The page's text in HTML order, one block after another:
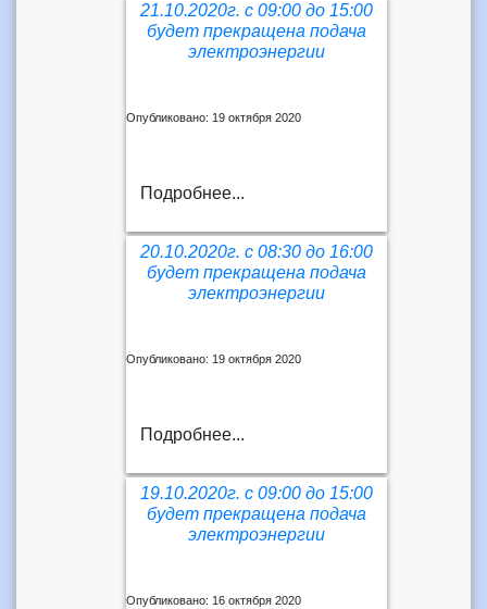
21.10.2020г. с 09:00 до 15:00
будет прекращена подача
электроэнергии
Опубликовано: 19 октября 2020
Подробнее...
20.10.2020г. с 08:30 до 16:00
будет прекращена подача
электроэнергии
Опубликовано: 19 октября 2020
Подробнее...
19.10.2020г. с 09:00 до 15:00
будет прекращена подача
электроэнергии
Опубликовано: 16 октября 2020